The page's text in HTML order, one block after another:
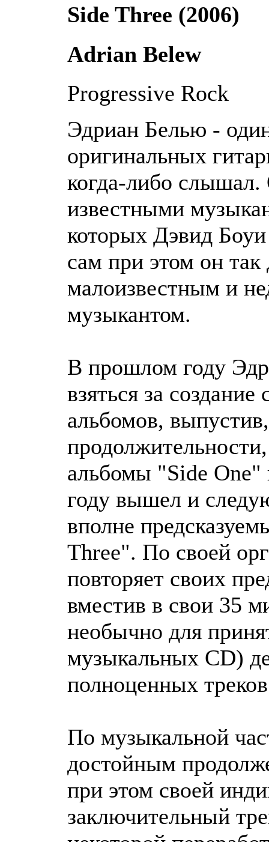
Side Three (2006)
Adrian Belew
Progressive Rock
Эдриан Белью -
оригинальных
когда-либо
известными
которых Дэвид
сам при этом он так
малоизвестным и
музыкантом.
В прошлом году
взяться за
альбомов,
альбомы "Side
году вышел и
вполне
Three". По своей
повторяет своих
вместив в свои 35
необычно для
музыкальных CD)
полноценных
По музыкальной
достойным
при этом своей
заключительный